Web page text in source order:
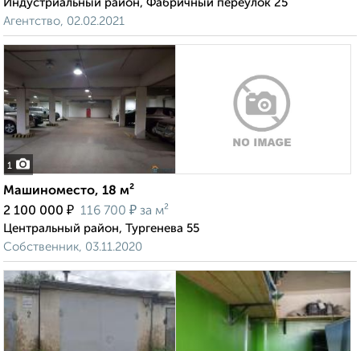
Индустриальный район, Фабричный переулок 25
Агентство, 02.02.2021
1
Машиноместо, 18 м²
2 100 000 ₽ 116 700 ₽ за м²
Центральный район, Тургенева 55
Собственник, 03.11.2020